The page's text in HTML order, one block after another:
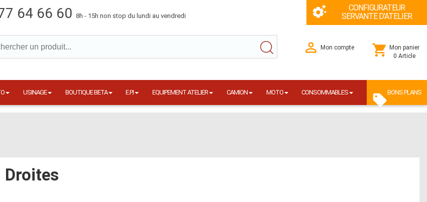
64 66 60 8h - 15h non stop du lundi au vendredi
CONFIGURATEUR
SERVANTE D'ATELIER
Mon compte
Mon panier
0 Article
USINAGE BOUTIQUE BETA E.P.I EQUIPEMENT ATELIER CAMION MOTO CONSOMMABLES BONS PLANS
Droites